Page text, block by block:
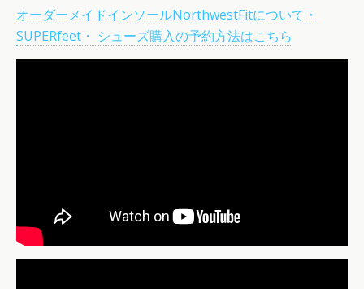
オーダーメイドインソールNorthwestFitについて・
SUPERfeet・ シューズ購入の予約方法はこちら